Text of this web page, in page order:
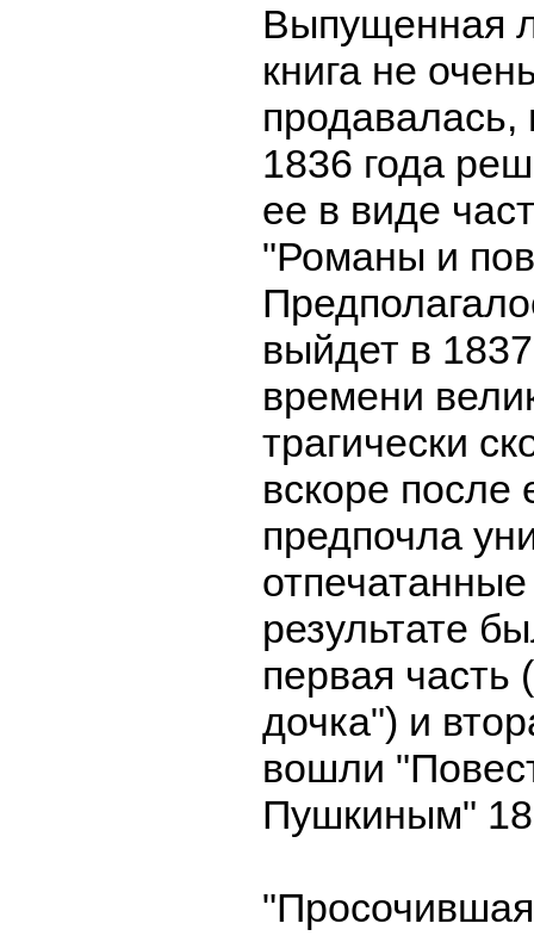
Выпущенная
книга не
продавалась,
1836 года
ее в виде
"Романы и
выйдет в
времени
трагически
вскоре после
предпочла
результате
первая часть
дочка") и
вошли
Пушкиным"